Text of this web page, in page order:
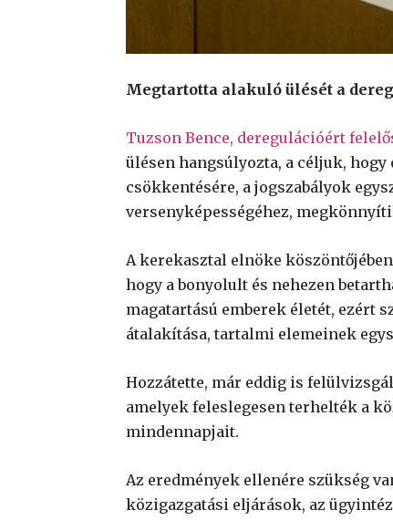
Megtartotta alakuló ülését a
Tuzson Bence, deregulációért
ülésen hangsúlyozta, a céljuk,
csökkentésére, a jogszabályok
versenyképességéhez,
A kerekasztal elnöke
hogy a bonyolult és nehezen
magatartású emberek életét, ezért
átalakítása, tartalmi elemeinek
Hozzátette, már eddig is
amelyek feleslegesen terhelték a
mindennapjait.
Az eredmények ellenére szükség
közigazgatási eljárások, az